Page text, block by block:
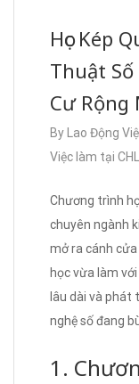
Học Kép
Thuật
Cư Rộng
By Lao Động
Việc làm tại
Chương trình
chuyên ngành
mở ra cánh
học vừa làm
lâu dài và phát
nghệ số đang
1.